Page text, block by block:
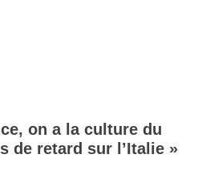
on a la culture du
de retard sur l’Italie »